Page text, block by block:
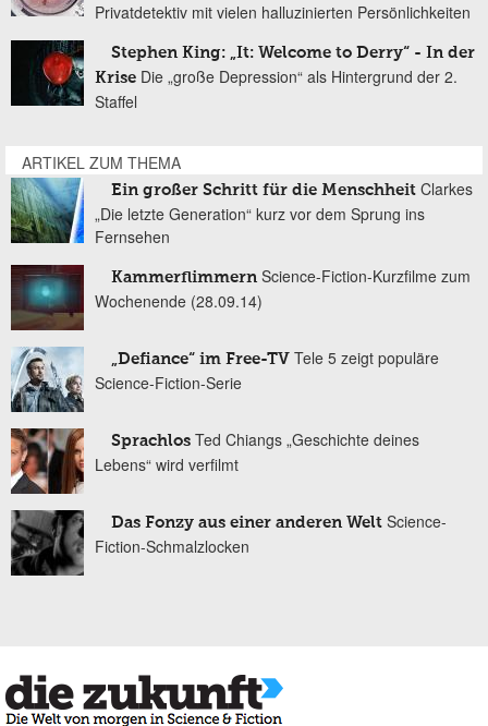
Privatdetektiv mit vielen halluzinierten Persönlichkeiten
Stephen King: „It: Welcome to Derry“ - In der
Krise Die „große Depression“ als Hintergrund der 2.
Staffel
ARTIKEL ZUM THEMA
Ein großer Schritt für die Menschheit Clarkes
„Die letzte Generation“ kurz vor dem Sprung ins
Fernsehen
Kammerflimmern Science-Fiction-Kurzfilme zum
Wochenende (28.09.14)
„Defiance“ im Free-TV Tele 5 zeigt populäre
Science-Fiction-Serie
Sprachlos Ted Chiangs „Geschichte deines
Lebens“ wird verfilmt
Das Fonzy aus einer anderen Welt Science-
Fiction-Schmalzlocken